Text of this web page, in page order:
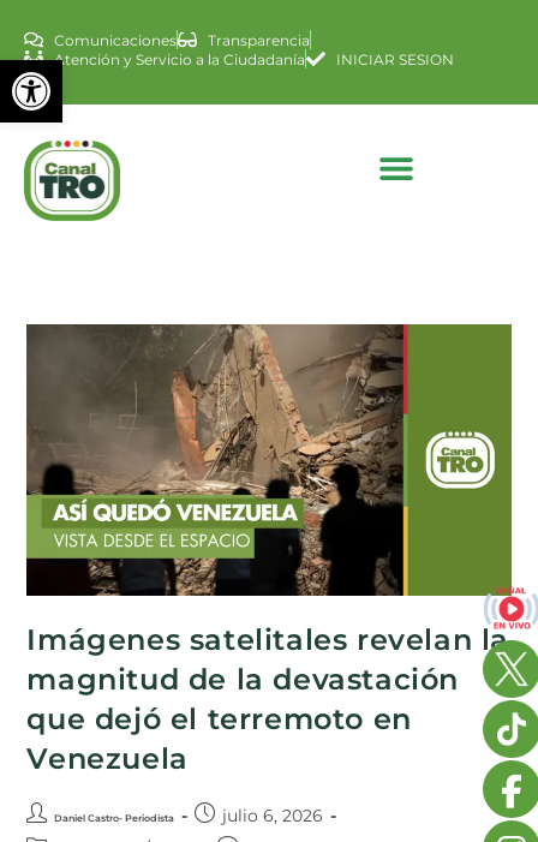
Abrir barra de
Comunicaciones
Transparencia
Atención y Servicio a la Ciudadanía
INICIAR SESION
Imágenes satelitales revelan la
magnitud de la devastación
que dejó el terremoto en
Venezuela
Daniel Castro- Periodista julio 6, 2026